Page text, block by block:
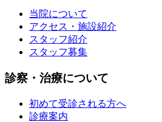
当院について
アクセス・施設紹介
スタッフ紹介
スタッフ募集
診察・治療について
初めて受診される方へ
診療案内